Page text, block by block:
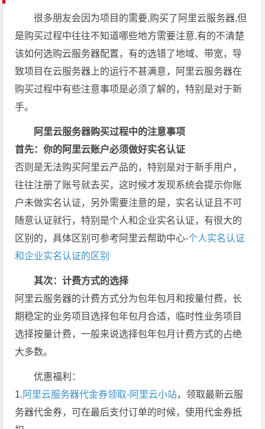
很多朋友会因为项目的需要,购买了阿里云服务器,但
是购买过程中往往不知道哪些地方需要注意,有的不清楚
该如何选购云服务器配置，有的选错了地域、带宽，导
致项目在云服务器上的运行不甚满意，阿里云服务器在
购买过程中有些注意事项是必须了解的，特别是对于新
手。
阿里云服务器购买过程中的注意事项
首先：你的阿里云账户必须做好实名认证
否则是无法购买阿里云产品的，特别是对于新手用户，
往往注册了账号就去买，这时候才发现系统会提示你账
户未做实名认证，另外需要注意的是，实名认证且不可
随意认证就行，特别是个人和企业实名认证，有很大的
区别的，具体区别可参考阿里云帮助中心-个人实名认证
和企业实名认证的区别
其次：计费方式的选择
阿里云服务器的计费方式分为包年包月和按量付费，长
期稳定的业务项目选择包年包月合适，临时性业务项目
选择按量计费，一般来说选择包年包月计费方式的占绝
大多数。
优惠福利：
1. 阿里云服务器代金券领取-阿里云小站，领取最新云服
务器代金券，可在最后支付订单的时候，使用代金券抵